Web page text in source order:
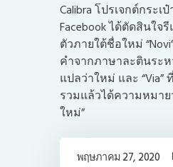
Calibra โปรเจกต์กระเ
Facebook ได้ตัดสินใจ
ตัวภายใต้ชื่อใหม่
คำจากภาษาละตินระห
แปลว่าใหม่ และ
รวมแล้วได้ความหมาย
ใหม่”
พฤษภาคม 27, 2020